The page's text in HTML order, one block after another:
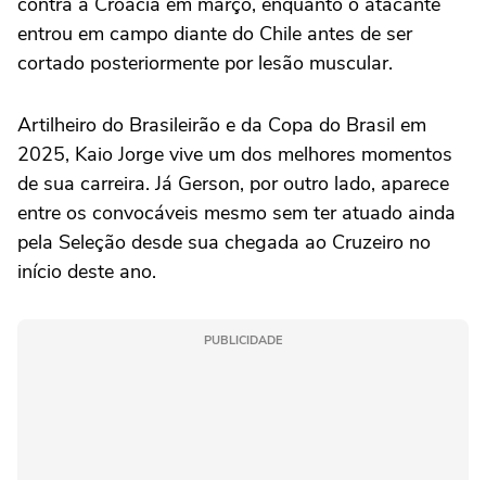
entrou em campo diante do Chile antes de ser
cortado posteriormente por lesão muscular.
Artilheiro do Brasileirão e da Copa do Brasil em
2025, Kaio Jorge vive um dos melhores momentos
de sua carreira. Já Gerson, por outro lado, aparece
entre os convocáveis mesmo sem ter atuado ainda
pela Seleção desde sua chegada ao Cruzeiro no
início deste ano.
PUBLICIDADE